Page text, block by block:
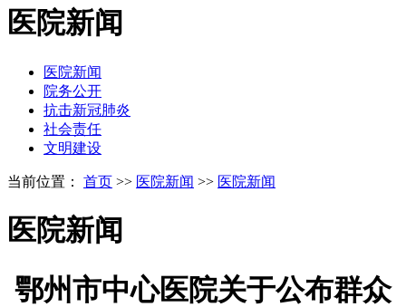
医院新闻
医院新闻
院务公开
抗击新冠肺炎
社会责任
文明建设
当前位置： 首页 >> 医院新闻 >> 医院新闻
医院新闻
鄂州市中心医院关于公布群众